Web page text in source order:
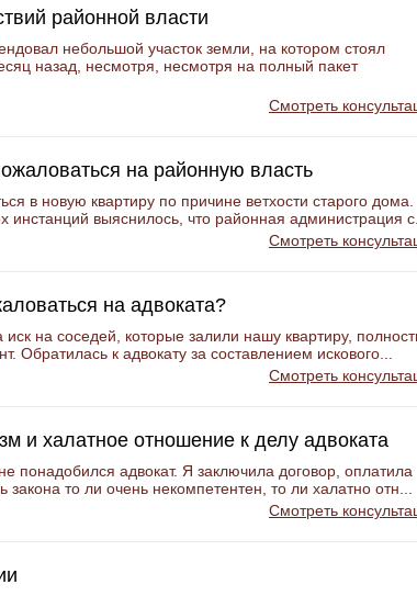
районной власти
небольшой участок земли, на котором стоял
назад, несмотря, несмотря на полный пакет
Смотреть
на районную власть
в новую квартиру по причине ветхости старого дома.
инстанций выяснилось, что районная администрация
Смотреть
на адвоката?
иск на соседей, которые залили нашу квартиру,
Обратилась к адвокату за составлением искового...
Смотреть
и халатное отношение к делу адвоката
понадобился адвокат. Я заключила договор, оплатила
закона то ли очень некомпетентен, то ли халатно отн...
Смотреть